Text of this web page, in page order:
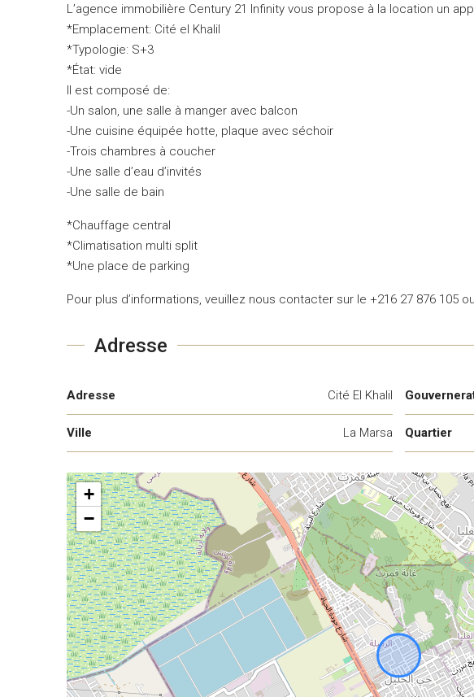
L’agence immobilière Century 21 Infinity vous propose à la location un
*Emplacement: Cité el Khalil
*Typologie: S+3
*État: vide
Il est composé de:
-Un salon, une salle à manger avec balcon
-Une cuisine équipée hotte, plaque avec séchoir
-Trois chambres à coucher
-Une salle d’eau d’invités
-Une salle de bain
*Chauffage central
*Climatisation multi split
*Une place de parking
Pour plus d’informations, veuillez nous contacter sur le +216 27 876 105
Adresse
Adresse Cité El Khalil
Ville La Marsa Quartier
+
−